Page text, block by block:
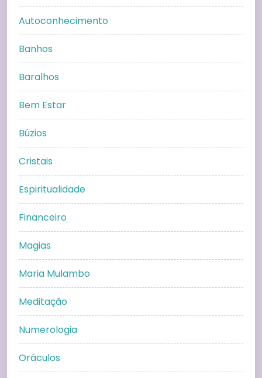
Autoconhecimento
Banhos
Baralhos
Bem Estar
Búzios
Cristais
Espiritualidade
Financeiro
Magias
Maria Mulambo
Meditação
Numerologia
Oráculos